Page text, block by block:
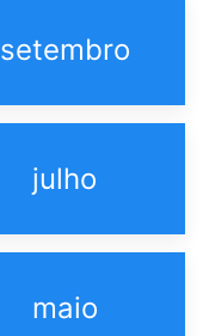
setembro
julho
maio